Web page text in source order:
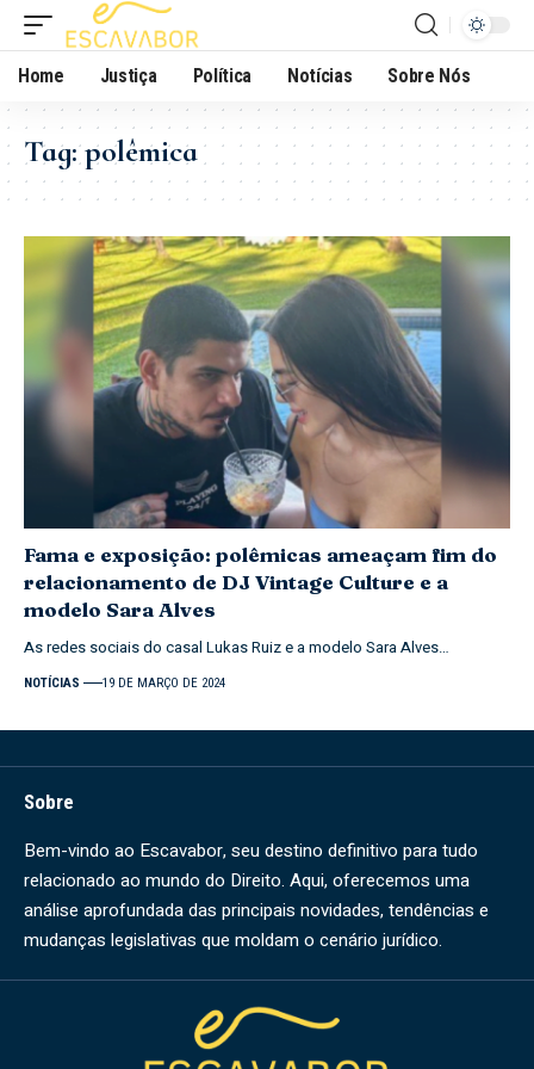
Home Justiça Política Notícias Sobre Nós
Tag:polêmica
Fama e exposição: polêmicas ameaçam fim do
relacionamento de DJ Vintage Culture e a
modelo Sara Alves
As redes sociais do casal Lukas Ruiz e a modelo Sara Alves…
NOTÍCIAS 19 DE MARÇO DE 2024
Sobre
Bem-vindo ao Escavabor, seu destino definitivo para tudo
relacionado ao mundo do Direito. Aqui, oferecemos uma
análise aprofundada das principais novidades, tendências e
mudanças legislativas que moldam o cenário jurídico.